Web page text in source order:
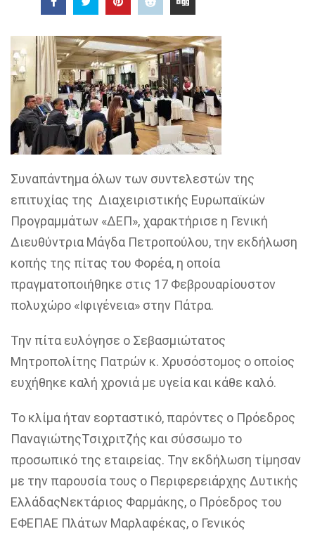
Συναπάντημα όλων των συντελεστών της
επιτυχίας της Διαχειριστικής Ευρωπαϊκών
Προγραμμάτων «ΔΕΠ», χαρακτήρισε η Γενική
Διευθύντρια Μάγδα Πετροπούλου, την εκδήλωση
κοπής της πίτας του Φορέα, η οποία
πραγματοποιήθηκε στις 17 Φεβρουαρίουστον
πολυχώρο «Ιφιγένεια» στην Πάτρα.
Την πίτα ευλόγησε ο Σεβασμιώτατος
Μητροπολίτης Πατρών κ. Χρυσόστομος ο οποίος
ευχήθηκε καλή χρονιά με υγεία και κάθε καλό.
Το κλίμα ήταν εορταστικό, παρόντες ο Πρόεδρος
ΠαναγιώτηςΤσιχριτζής και σύσσωμο το
προσωπικό της εταιρείας. Την εκδήλωση τίμησαν
με την παρουσία τους ο Περιφερειάρχης Δυτικής
ΕλλάδαςΝεκτάριος Φαρμάκης, ο Πρόεδρος του
ΕΦΕΠΑΕ Πλάτων Μαρλαφέκας, ο Γενικός